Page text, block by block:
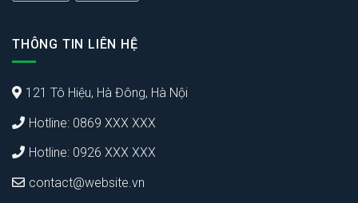
THÔNG TIN LIÊN HỆ
121 Tô Hiệu, Hà Đông, Hà Nội
Hotline: 0869 XXX XXX
Hotline: 0926 XXX XXX
contact@website.vn